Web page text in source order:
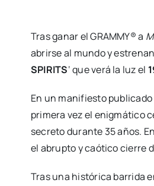
Tras ganar el GRAMMY® a
abrirse al mundo y
SPIRITS‘ que verá la luz el
En un manifiesto publicado
primera vez el enigmático
secreto durante 35 años.
el abrupto y caótico cierre
Tras una histórica barrida